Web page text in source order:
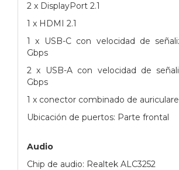
2 x DisplayPort 2.1
1 x HDMI 2.1
1 x USB-C con velocidad de
Gbps
2 x USB-A con velocidad de
Gbps
1 x conector combinado de
Ubicación de puertos: Parte frontal
Audio
Chip de audio: Realtek ALC3252